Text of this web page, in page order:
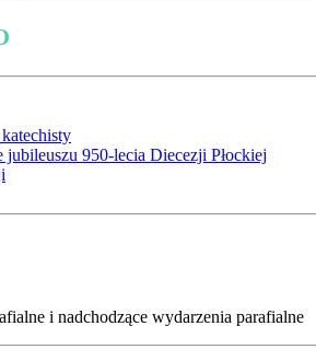
950-lecia Diecezji Płockiej
i nadchodzące wydarzenia parafialne